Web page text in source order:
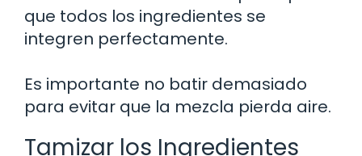
que todos los ingredientes se
integren perfectamente.
Es importante no batir demasiado
para evitar que la mezcla pierda aire.
Tamizar los Ingredientes